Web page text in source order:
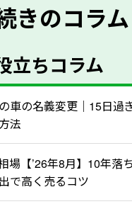
約〇万キロ）
態
価格をつけやすくなりま
きのコラム
立ちコラム
車の名義変更｜15日過
法
場【’26年8月】10年落
で高く売るコツ